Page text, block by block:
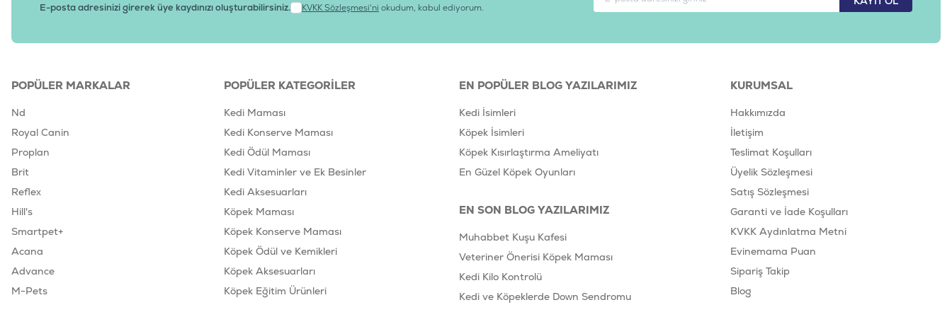
E-posta adresinizi girerek üye kaydınızı oluşturabilirsiniz. KVKK Sözleşmesi'ni okudum, kabul ediyorum.
POPÜLER MARKALAR
Nd
Royal Canin
Proplan
Brit
Reflex
Hill's
Smartpet+
Acana
Advance
M-Pets
POPÜLER KATEGORILER
Kedi Maması
Kedi Konserve Maması
Kedi Ödül Maması
Kedi Vitaminler ve Ek Besinler
Kedi Aksesuarları
Köpek Maması
Köpek Konserve Maması
Köpek Ödül ve Kemikleri
Köpek Aksesuarları
Köpek Eğitim Ürünleri
EN POPÜLER BLOG YAZILARIMIZ
Kedi İsimleri
Köpek İsimleri
Köpek Kısırlaştırma Ameliyatı
En Güzel Köpek Oyunları
EN SON BLOG YAZILARIMIZ
Muhabbet Kuşu Kafesi
Veteriner Önerisi Köpek Maması
Kedi Kilo Kontrolü
Kedi ve Köpeklerde Down Sendromu
KURUMSAL
Hakkımızda
İletişim
Teslimat Koşulları
Üyelik Sözleşmesi
Satış Sözleşmesi
Garanti ve İade Koşulları
KVKK Aydınlatma Metni
Evinemama Puan
Sipariş Takip
Blog